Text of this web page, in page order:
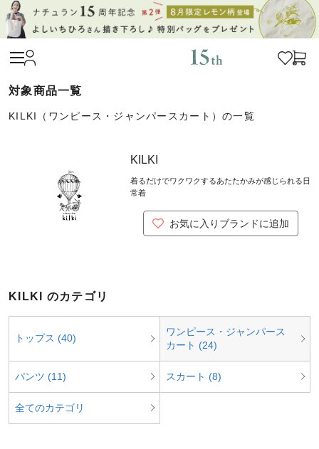
KILKI（ワンピース・ジャンパースカート）の一覧
KILKI
着るだけでワクワクするあたたかみが感じられる日
常着
お気に入りブランドに追加
KILKI のカテゴリ
トップス (40)
ワンピース・ジャンパース
カート (24)
パンツ (11) スカート (8)
全てのカテゴリ